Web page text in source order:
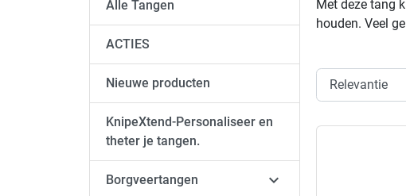
Alle Tangen
ACTIES
Nieuwe producten
KnipeXtend-Personaliseer en
theter je tangen.
Borgveertangen 
Met deze tang
houden. Veel